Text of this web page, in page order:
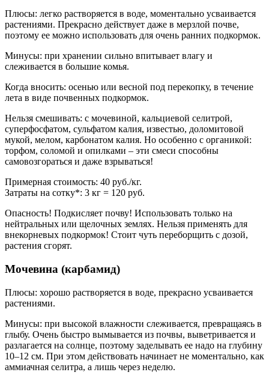
Плюсы: легко растворяется в воде, моментально усваивается
растениями. Прекрасно действует даже в мерзлой почве,
поэтому ее можно использовать для очень ранних подкормок.
Минусы: при хранении сильно впитывает влагу и
слеживается в большие комья.
Когда вносить: осенью или весной под перекопку, в течение
лета в виде почвенных подкормок.
Нельзя смешивать: с мочевиной, кальциевой селитрой,
суперфосфатом, сульфатом калия, известью, доломитовой
мукой, мелом, карбонатом калия. Но особенно с органикой:
торфом, соломой и опилками – эти смеси способны
самовозгораться и даже взрываться!
Примерная стоимость: 40 руб./кг.
Затраты на сотку*: 3 кг = 120 руб.
Опасность! Подкисляет почву! Использовать только на
нейтральных или щелочных землях. Нельзя применять для
внекорневых подкормок! Стоит чуть переборщить с дозой,
растения сгорят.
Мочевина (карбамид)
Плюсы: хорошо растворяется в воде, прекрасно усваивается
растениями.
Минусы: при высокой влажности слеживается, превращаясь в
глыбу. Очень быстро вымывается из почвы, выветривается и
разлагается на солнце, поэтому заделывать ее надо на глубину
10–12 см. При этом действовать начинает не моментально, как
аммиачная селитра, а лишь через неделю.